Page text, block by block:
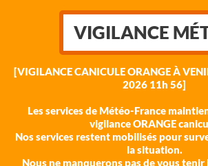
VIGILANCE
[VIGILANCE CANICULE ORANGE À
2026 11h 56]
Les services de Météo-France
vigilance ORANGE
Nos services restent mobilisés pour
la situation.
Nous ne manquerons pas de vous tenir